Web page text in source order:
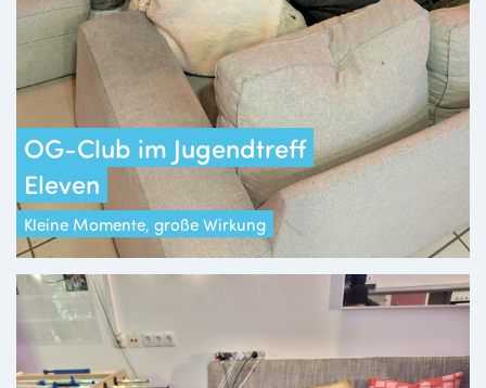
OG-Club im Jugendtreff
Eleven
Kleine Momente, große Wirkung